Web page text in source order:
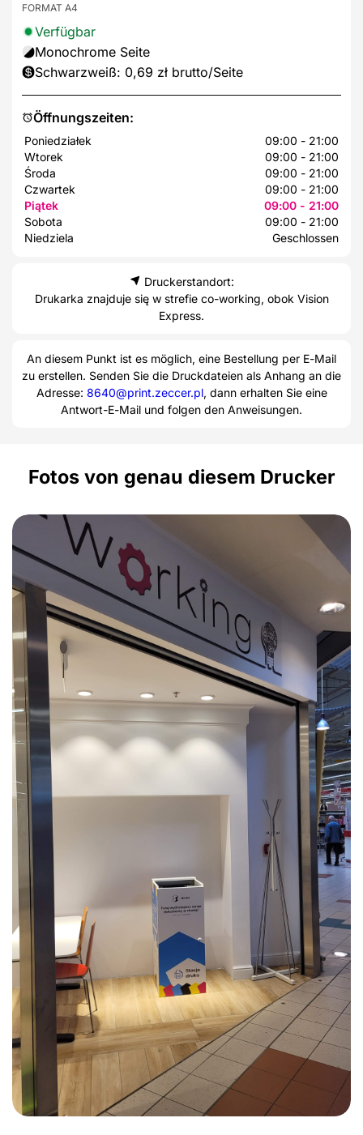
Öffnungszeiten:
Poniedziałek
09:00 - 21:00
Wtorek
09:00 - 21:00
Środa
09:00 - 21:00
Czwartek
09:00 - 21:00
Piątek
09:00 - 21:00
Sobota
09:00 - 21:00
Niedziela
Geschlossen
FORMAT A4
Verfügbar
Monochrome Seite
Schwarzweiß: 0,69 zł brutto/Seite
Druckerstandort:
Drukarka znajduje się w strefie co-working, obok Vision
Express.
An diesem Punkt ist es möglich, eine Bestellung per E-Mail
zu erstellen. Senden Sie die Druckdateien als Anhang an die
Adresse: 8640@print.zeccer.pl, dann erhalten Sie eine
Antwort-E-Mail und folgen den Anweisungen.
Fotos von genau diesem Drucker